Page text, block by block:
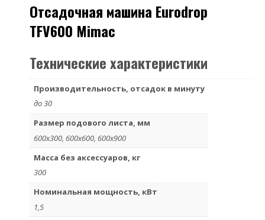
Отсадочная машина Eurodrop
TFV600 Mimac
Технические характеристики
Производительность, отсадок в минуту
до 30
Размер подового листа, мм
600х300, 600х600, 600х900
Масса без аксессуаров, кг
300
Номинальная мощность, кВт
1,5